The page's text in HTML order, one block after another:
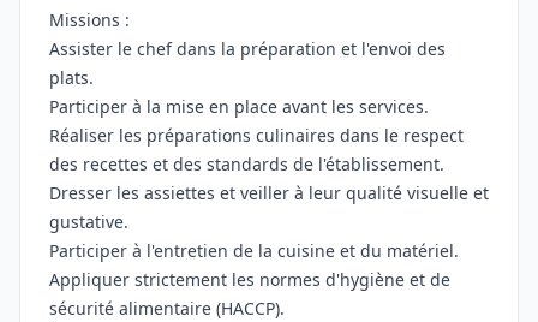
Missions :
Assister le chef dans la préparation et l'envoi des
plats.
Participer à la mise en place avant les services.
Réaliser les préparations culinaires dans le respect
des recettes et des standards de l'établissement.
Dresser les assiettes et veiller à leur qualité visuelle et
gustative.
Participer à l'entretien de la cuisine et du matériel.
Appliquer strictement les normes d'hygiène et de
sécurité alimentaire (HACCP).